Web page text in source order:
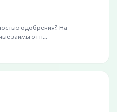
одобрения? На
займы от п…